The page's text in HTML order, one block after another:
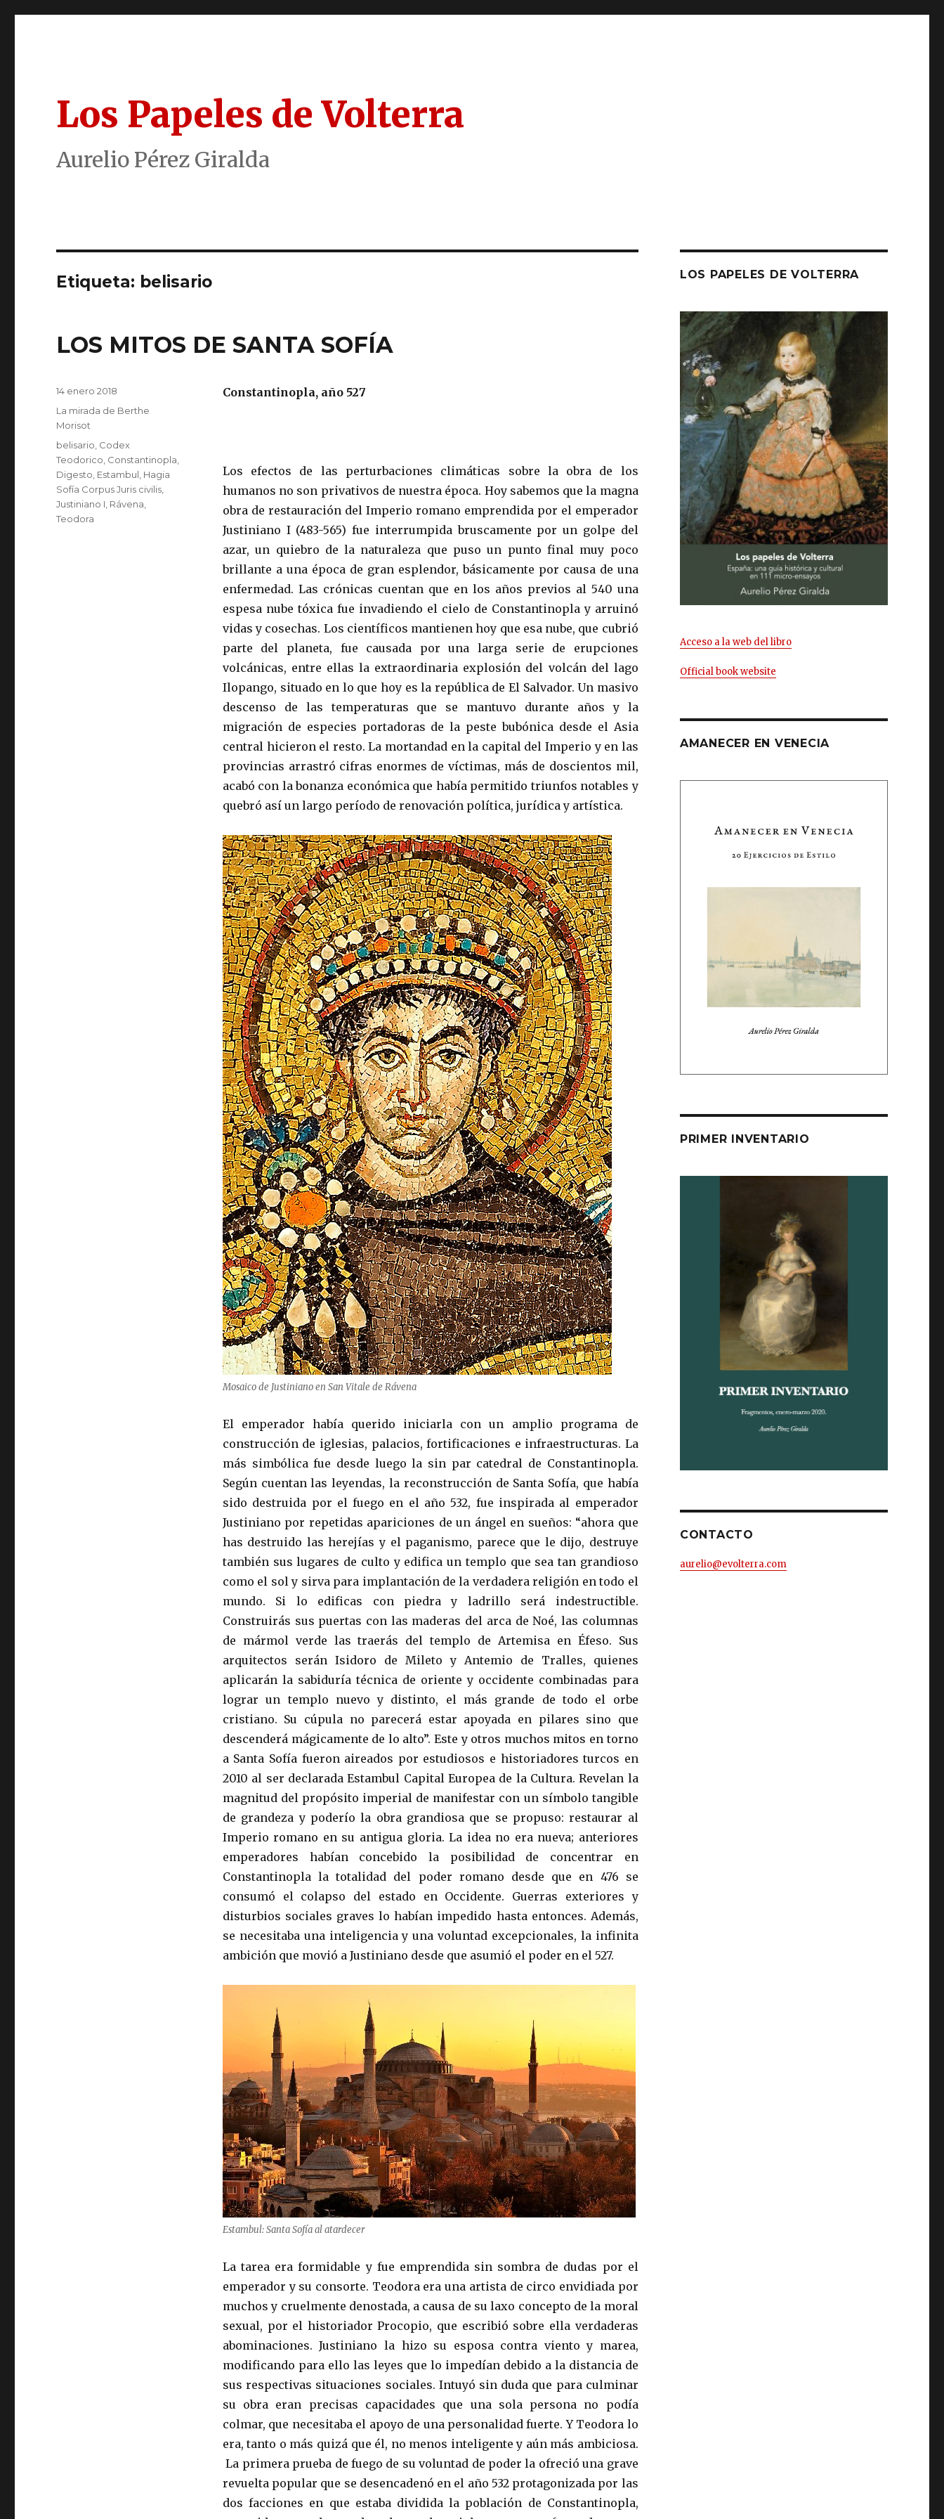
Los Papeles de Volterra
Aurelio Pérez Giralda
Etiqueta: belisario
LOS MITOS DE SANTA SOFÍA
Constantinopla, año 527
Los efectos de las perturbaciones climáticas sobre la obra de los
humanos no son privativos de nuestra época. Hoy sabemos que la magna
obra de restauración del Imperio romano emprendida por el emperador
Justiniano I (483-565) fue interrumpida bruscamente por un golpe del
azar, un quiebro de la naturaleza que puso un punto final muy poco
brillante a una época de gran esplendor, básicamente por causa de una
enfermedad. Las crónicas cuentan que en los años previos al 540 una
espesa nube tóxica fue invadiendo el cielo de Constantinopla y arruinó
vidas y cosechas. Los científicos mantienen hoy que esa nube, que cubrió
parte del planeta, fue causada por una larga serie de erupciones
volcánicas, entre ellas la extraordinaria explosión del volcán del lago
Ilopango, situado en lo que hoy es la república de El Salvador. Un masivo
descenso de las temperaturas que se mantuvo durante años y la
migración de especies portadoras de la peste bubónica desde el Asia
central hicieron el resto. La mortandad en la capital del Imperio y en las
provincias arrastró cifras enormes de víctimas, más de doscientos mil,
acabó con la bonanza económica que había permitido triunfos notables y
quebró así un largo período de renovación política, jurídica y artística.
Mosaico de Justiniano en San Vitale de Rávena
El emperador había querido iniciarla con un amplio programa de
construcción de iglesias, palacios, fortificaciones e infraestructuras. La
más simbólica fue desde luego la sin par catedral de Constantinopla.
Según cuentan las leyendas, la reconstrucción de Santa Sofía, que había
sido destruida por el fuego en el año 532, fue inspirada al emperador
Justiniano por repetidas apariciones de un ángel en sueños: “ahora que
has destruido las herejías y el paganismo, parece que le dijo, destruye
también sus lugares de culto y edifica un templo que sea tan grandioso
como el sol y sirva para implantación de la verdadera religión en todo el
mundo. Si lo edificas con piedra y ladrillo será indestructible.
Construirás sus puertas con las maderas del arca de Noé, las columnas
de mármol verde las traerás del templo de Artemisa en Éfeso. Sus
arquitectos serán Isidoro de Mileto y Antemio de Tralles, quienes
aplicarán la sabiduría técnica de oriente y occidente combinadas para
lograr un templo nuevo y distinto, el más grande de todo el orbe
cristiano. Su cúpula no parecerá estar apoyada en pilares sino que
descenderá mágicamente de lo alto”. Este y otros muchos mitos en torno
a Santa Sofía fueron aireados por estudiosos e historiadores turcos en
2010 al ser declarada Estambul Capital Europea de la Cultura. Revelan la
magnitud del propósito imperial de manifestar con un símbolo tangible
de grandeza y poderío la obra grandiosa que se propuso: restaurar al
Imperio romano en su antigua gloria. La idea no era nueva; anteriores
emperadores habían concebido la posibilidad de concentrar en
Constantinopla la totalidad del poder romano desde que en 476 se
consumó el colapso del estado en Occidente. Guerras exteriores y
disturbios sociales graves lo habían impedido hasta entonces. Además,
se necesitaba una inteligencia y una voluntad excepcionales, la infinita
ambición que movió a Justiniano desde que asumió el poder en el 527.
Estambul: Santa Sofía al atardecer
La tarea era formidable y fue emprendida sin sombra de dudas por el
emperador y su consorte. Teodora era una artista de circo envidiada por
muchos y cruelmente denostada, a causa de su laxo concepto de la moral
sexual, por el historiador Procopio, que escribió sobre ella verdaderas
abominaciones. Justiniano la hizo su esposa contra viento y marea,
modificando para ello las leyes que lo impedían debido a la distancia de
sus respectivas situaciones sociales. Intuyó sin duda que para culminar
su obra eran precisas capacidades que una sola persona no podía
colmar, que necesitaba el apoyo de una personalidad fuerte. Y Teodora lo
era, tanto o más quizá que él, no menos inteligente y aún más ambiciosa.
La primera prueba de fuego de su voluntad de poder la ofreció una grave
revuelta popular que se desencadenó en el año 532 protagonizada por las
dos facciones en que estaba dividida la población de Constantinopla,
Publicado
14 enero 2018
Categorías
La mirada de Berthe
Morisot
Etiquetas
belisario Codex
Teodorico Constantinopla
Digesto Estambul Hagia
Sofía Corpus Juris civilis
Justiniano I Rávena
Teodora
LOS PAPELES DE VOLTERRA
Acceso a la web del libro
Official book website
AMANECER EN VENECIA
PRIMER INVENTARIO
CONTACTO
aurelio@evolterra.com